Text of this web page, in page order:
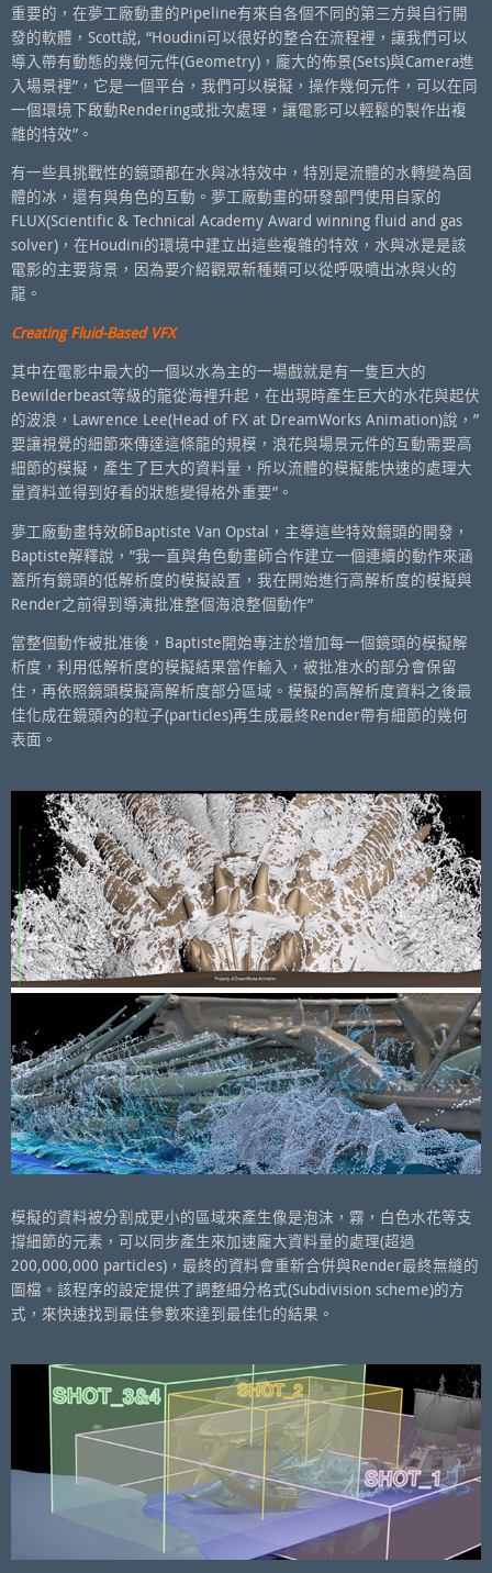
重要的，在夢工廠動畫的Pipeline有來自各個不同的第三方與自行開
發的軟體，Scott說, “Houdini可以很好的整合在流程裡，讓我們可以
導入帶有動態的幾何元件(Geometry)，龐大的佈景(Sets)與Camera進
入場景裡”，它是一個平台，我們可以模擬，操作幾何元件，可以在同
一個環境下啟動Rendering或批次處理，讓電影可以輕鬆的製作出複
雜的特效”。
有一些具挑戰性的鏡頭都在水與冰特效中，特別是流體的水轉變為固
體的冰，還有與角色的互動。夢工廠動畫的研發部門使用自家的
FLUX(Scientific & Technical Academy Award winning fluid and gas
solver)，在Houdini的環境中建立出這些複雜的特效，水與冰是是該
電影的主要背景，因為要介紹觀眾新種類可以從呼吸噴出冰與火的
龍。
Creating Fluid-Based VFX
其中在電影中最大的一個以水為主的一場戲就是有一隻巨大的
Bewilderbeast等級的龍從海裡升起，在出現時產生巨大的水花與起伏
的波浪，Lawrence Lee(Head of FX at DreamWorks Animation)說，”
要讓視覺的細節來傳達這條龍的規模，浪花與場景元件的互動需要高
細節的模擬，產生了巨大的資料量，所以流體的模擬能快速的處理大
量資料並得到好看的狀態變得格外重要”。
夢工廠動畫特效師Baptiste Van Opstal，主導這些特效鏡頭的開發，
Baptiste解釋說，”我一直與角色動畫師合作建立一個連續的動作來涵
蓋所有鏡頭的低解析度的模擬設置，我在開始進行高解析度的模擬與
Render之前得到導演批准整個海浪整個動作”
當整個動作被批准後，Baptiste開始專注於增加每一個鏡頭的模擬解
析度，利用低解析度的模擬結果當作輸入，被批准水的部分會保留
住，再依照鏡頭模擬高解析度部分區域。模擬的高解析度資料之後最
佳化成在鏡頭內的粒子(particles)再生成最終Render帶有細節的幾何
表面。
模擬的資料被分割成更小的區域來產生像是泡沫，霧，白色水花等支
撐細節的元素，可以同步產生來加速龐大資料量的處理(超過
200,000,000 particles)，最終的資料會重新合併與Render最終無縫的
圖檔。該程序的設定提供了調整細分格式(Subdivision scheme)的方
式，來快速找到最佳參數來達到最佳化的結果。